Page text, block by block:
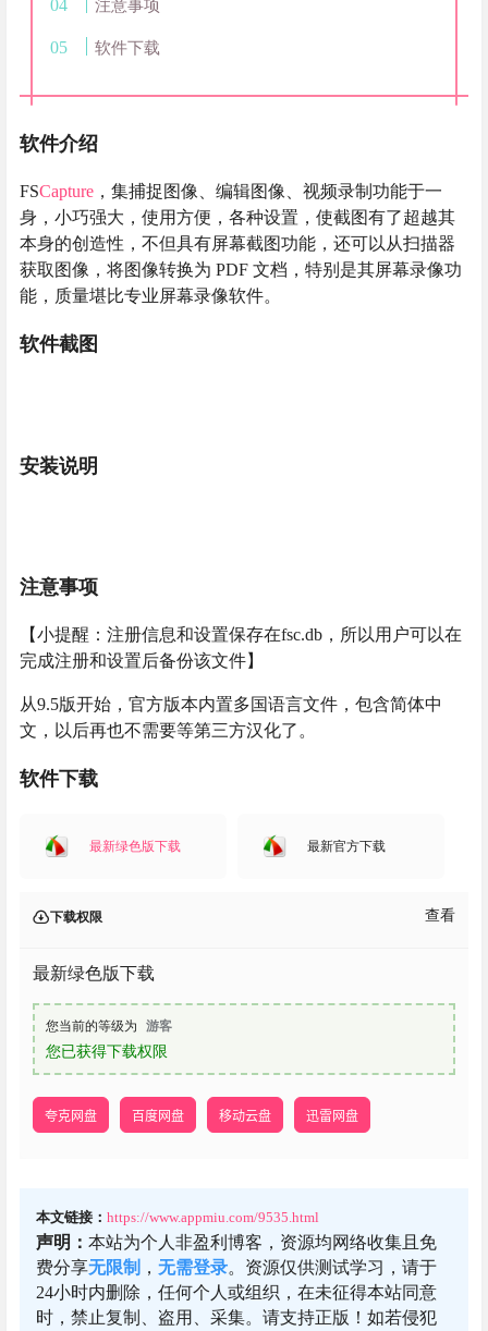
注意事项
软件下载
软件介绍
FSCapture ，集捕捉图像、编辑图像、视频录制功能于一
身，小巧强大，使用方便，各种设置，使截图有了超越其
本身的创造性，不但具有屏幕截图功能，还可以从扫描器
获取图像，将图像转换为 PDF 文档，特别是其屏幕录像功
能，质量堪比专业屏幕录像软件。
软件截图
安装说明
注意事项
【小提醒：注册信息和设置保存在fsc.db，所以用户可以在
完成注册和设置后备份该文件】
从9.5版开始，官方版本内置多国语言文件，包含简体中
文，以后再也不需要等第三方汉化了。
软件下载
最新绿色版下载 最新官方下载
下载权限 查看
最新绿色版下载
您当前的等级为 游客
您已获得下载权限
夸克网盘 百度网盘 移动云盘 迅雷网盘
本文链接： https://www.appmiu.com/9535.html
声明： 本站为个人非盈利博客，资源均网络收集且免
费分享无限制 ， 无需登录。资源仅供测试学习，请于
24小时内删除，任何个人或组织，在未征得本站同意
时，禁止复制、盗用、采集。请支持正版！如若侵犯